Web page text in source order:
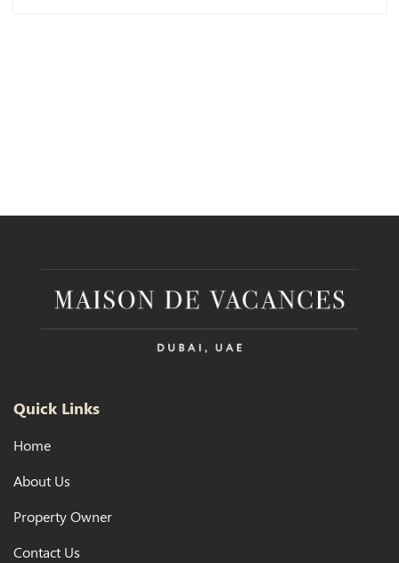
Quick Links
Home
About Us
Property Owner
Contact Us